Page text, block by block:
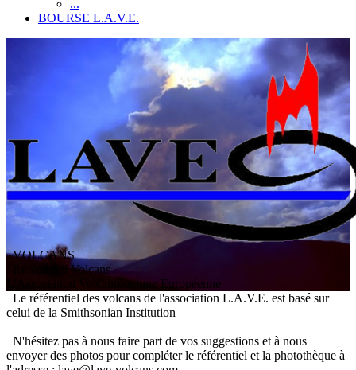
...
BOURSE L.A.V.E.
VOLCANS
/ Référentiel Volcans
ssociation V olcanologiqueEuropéenne
Le référentiel des volcans de l'association L.A.V.E. est basé sur
celui de la Smithsonian Institution
N'hésitez pas à nous faire part de vos suggestions et à nous
envoyer des photos pour compléter le référentiel et la photothèque à